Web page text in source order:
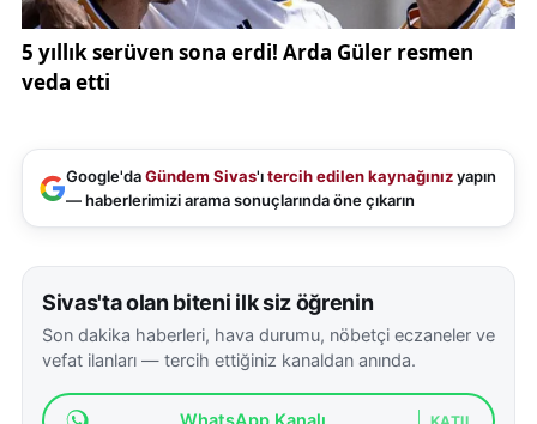
Google'daGündem Sivas'ıtercih edilen kaynağınızyapın
— haberlerimizi arama sonuçlarında öne çıkarın
Sivas'ta olan biteni ilk siz öğrenin
Son dakika haberleri, hava durumu, nöbetçi eczaneler ve
vefat ilanları — tercih ettiğiniz kanaldan anında.